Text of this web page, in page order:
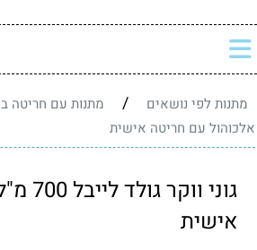
מתנות לפי נושאים / מתנות עם חריטה
אלכוהול עם חריטה אישית
גוני
אישית